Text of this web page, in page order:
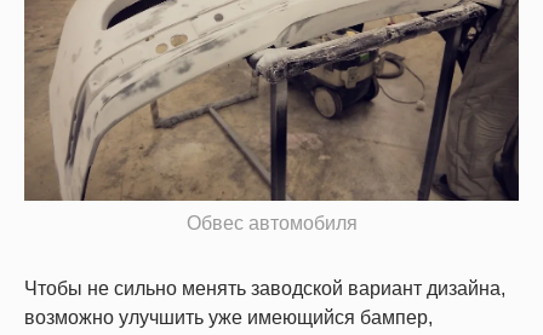
Обвес автомобиля
Чтобы не сильно менять заводской вариант дизайна,
возможно улучшить уже имеющийся бампер,